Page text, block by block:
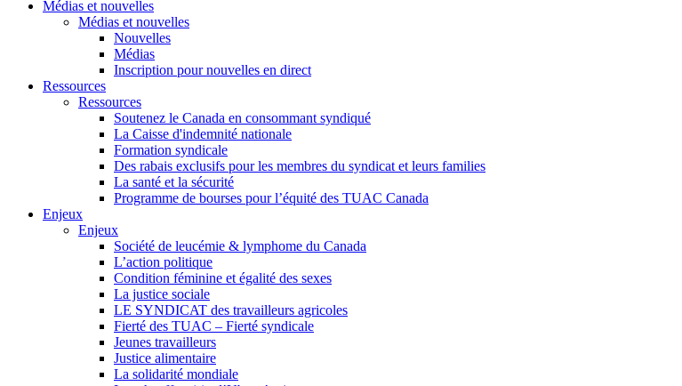
Médias et nouvelles
Médias et nouvelles
Nouvelles
Médias
Inscription pour nouvelles en direct
Ressources
Ressources
Soutenez le Canada en consommant syndiqué
La Caisse d'indemnité nationale
Formation syndicale
Des rabais exclusifs pour les membres du syndicat et leurs families
La santé et la sécurité
Programme de bourses pour l’équité des TUAC Canada
Enjeux
Enjeux
Société de leucémie & lymphome du Canada
L’action politique
Condition féminine et égalité des sexes
La justice sociale
LE SYNDICAT des travailleurs agricoles
Fierté des TUAC – Fierté syndicale
Jeunes travailleurs
Justice alimentaire
La solidarité mondiale